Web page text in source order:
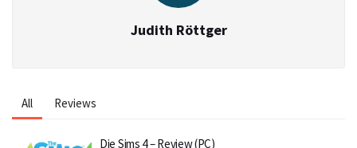
Judith Röttger
All Reviews
Die Sims 4 – Review (PC)